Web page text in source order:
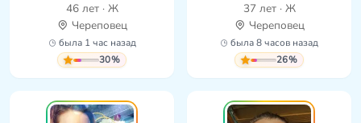
46 лет · Ж
Череповец
была 1 час назад
30%
37 лет · Ж
Череповец
была 8 часов назад
26%